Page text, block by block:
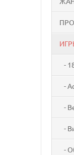
-
-
-
-
-